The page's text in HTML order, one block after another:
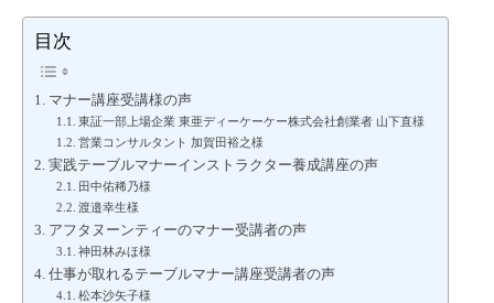
目次
マナー講座受講様の声
東証一部上場企業 東亜ディーケーケー株式会社創業者 山下直様
営業コンサルタント 加賀田裕之様
実践テーブルマナーインストラクター養成講座の声
田中佑稀乃様
渡邉幸生様
アフタヌーンティーのマナー受講者の声
神田林みほ様
仕事が取れるテーブルマナー講座受講者の声
松本沙矢子様